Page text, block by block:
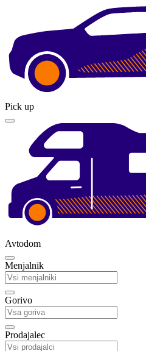
Pick up
Avtodom
Menjalnik
Gorivo
Prodajalec